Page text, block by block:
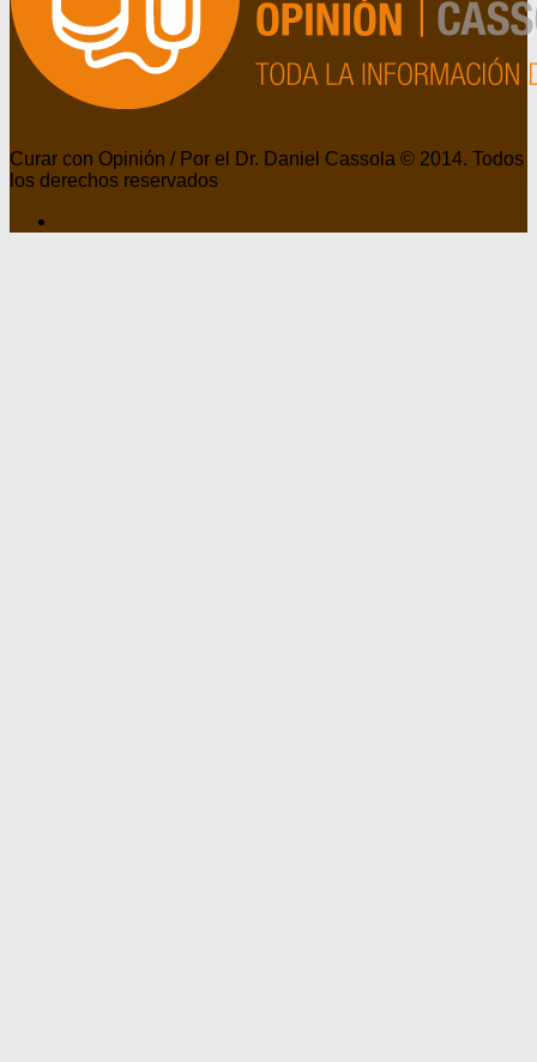
Curar con Opinión / Por el Dr. Daniel Cassola © 2014. Todos
los derechos reservados